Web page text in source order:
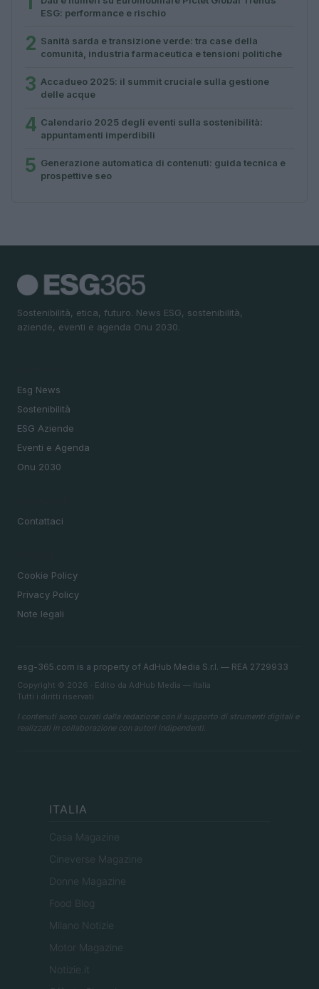
ESG: performance e rischio
2 Sanità sarda e transizione verde: tra case della
comunità, industria farmaceutica e tensioni politiche
3 Accadueo 2025: il summit cruciale sulla gestione
delle acque
4 Calendario 2025 degli eventi sulla sostenibilità:
appuntamenti imperdibili
5 Generazione automatica di contenuti: guida tecnica e
prospettive seo
Sostenibilità, etica, futuro. News ESG, sostenibilità,
aziende, eventi e agenda Onu 2030.
Esg News
Sostenibilità
ESG Aziende
Eventi e Agenda
Onu 2030
Contattaci
Cookie Policy
Privacy Policy
Note legali
esg-365.com is a property of AdHub Media S.r.l. — REA 2729933
Copyright © 2026 · Edito da AdHub Media — Italia
Tutti i diritti riservati
I contenuti sono curati dalla redazione con il supporto di strumenti digitali e
realizzati in collaborazione con autori indipendenti.
ITALIA
Casa Magazine
Cineverse Magazine
Donne Magazine
Food Blog
Milano Notizie
Motor Magazine
Notizie.it